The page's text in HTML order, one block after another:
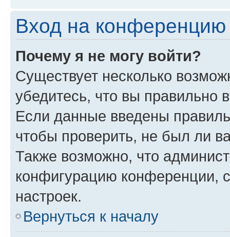
Вход на конференцию
Почему я не могу войти?
Существует несколько
убедитесь, что вы правильно
Если данные введены
чтобы проверить, не был ли
Также возможно, что
конфигурацию конференции,
настроек.
Вернуться к началу